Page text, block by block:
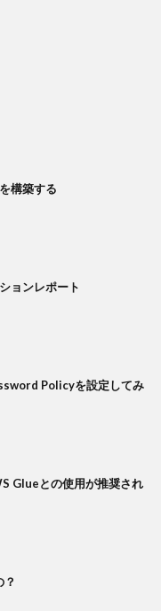
構築する
ョンレポート
Policyを設定してみ
Glueとの使用が推奨され